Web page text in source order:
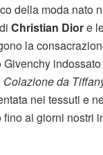
della moda nato
Christian Diore
la
Colazione da
nei tessuti e
ai giorni nostri